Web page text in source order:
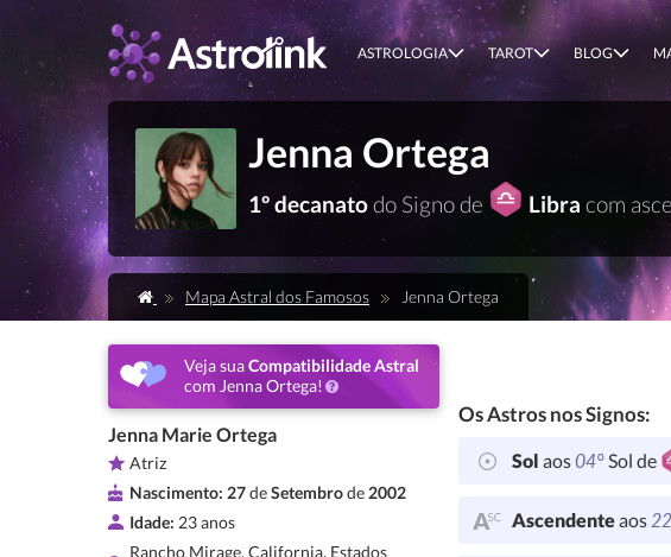
ASTROLOGIA TAROT BLOG
Jenna Ortega
1º decanatodo Signo de Libra com
Mapa Astral dos Famosos Jenna Ortega
Veja suaCompatibilidade Astral
com Jenna Ortega!
Jenna Marie Ortega
Atriz
Nascimento: 27deSetembrode 2002
Idade: 23 anos
Rancho Mirage, California, Estados
Os Astros nos Signos:
Sol aos04°Sol de
Ascendenteaos